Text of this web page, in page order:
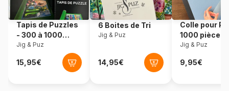
Dimensions 69 x 48 cm
Tapis de Puzzles
- 300 à 1000
pièces
Jig & Puz
6 Boites de Tri
Jig & Puz
Colle pour
1000 pièces
Jig & Puz